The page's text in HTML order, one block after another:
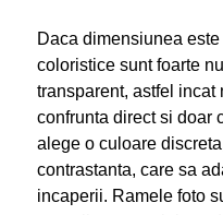
Daca dimensiunea
coloristice sunt foarte
transparent, astfel incat
confrunta direct si doar
alege o culoare
contrastanta, care sa
incaperii. Ramele foto